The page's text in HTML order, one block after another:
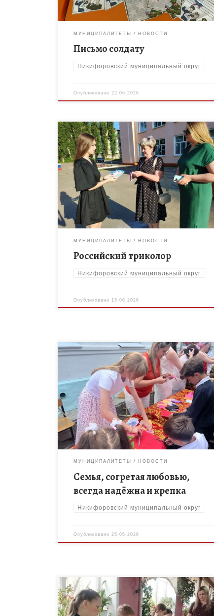
МУНИЦИПАЛИТЕТЫ НОВОСТИ
Письмо солдату
Никифоровский муниципальный округ
Опубликовано22.06.2026
12 июня – День России! МБОУ ДО «Дом
творчества» Никифоровского муниципального
округа совместно с Волонтëрами Победы
присоединились к Всероссийской акции
«Российский триколор», приуроченной ко Дню […]
МУНИЦИПАЛИТЕТЫ НОВОСТИ
Российский триколор
Никифоровский муниципальный округ
Опубликовано 15.06.2026
Педагоги МБОУ ДО «Дом творчества»
Никифоровского МО приняли участие в
мероприятии «Семья, согретая любовью, всегда
надёжна и крепка!», посвященном семейным
ценностям. Событие состоялось в Озёрском […]
МУНИЦИПАЛИТЕТЫ НОВОСТИ
Семья, согретая любовью,
всегда надёжна и крепка
Никифоровский муниципальный округ
Опубликовано25.05.2026
В преддверии Дня Победы учащиеся МБОУ ДО